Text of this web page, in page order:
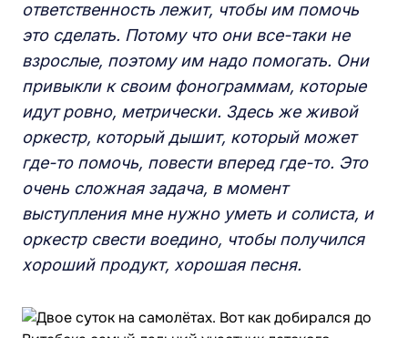
ответственность лежит, чтобы им помочь
это сделать. Потому что они все-таки не
взрослые, поэтому им надо помогать. Они
привыкли к своим фонограммам, которые
идут ровно, метрически. Здесь же живой
оркестр, который дышит, который может
где-то помочь, повести вперед где-то. Это
очень сложная задача, в момент
выступления мне нужно уметь и солиста, и
оркестр свести воедино, чтобы получился
хороший продукт, хорошая песня.